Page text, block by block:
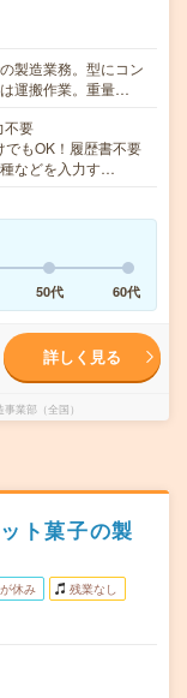
製造業務。型にコン
運搬作業。重量…
不要
もOK！履歴書不要
などを入力す…
50代 60代
詳しく見る
業部（全国）
ト菓子の製
休み 残業なし